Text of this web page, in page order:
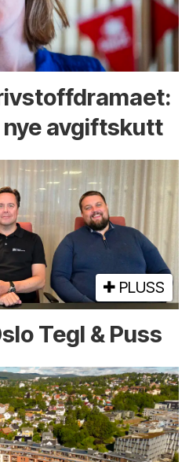
nye avgiftskutt
PLUSS
Tegl & Puss